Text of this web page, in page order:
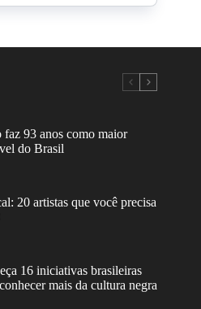
faz 93 anos como maior
do Brasil
20 artistas que você precisa
16 iniciativas brasileiras
mais da cultura negra